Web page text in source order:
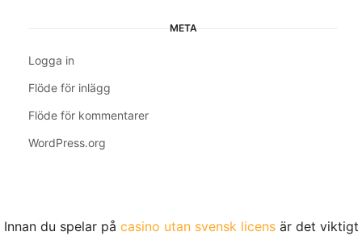
META
Logga in
Flöde för inlägg
Flöde för kommentarer
WordPress.org
Innan du spelar på casino utan svensk licensär det viktigt